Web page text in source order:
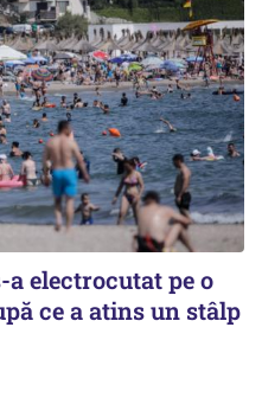
a electrocutat pe o
ce a atins un stâlp